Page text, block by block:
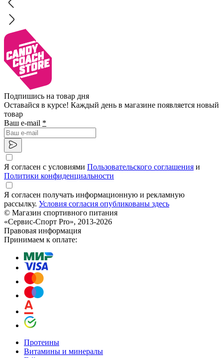
Подпишись на товар дня
Оставайся в курсе! Каждый день в магазине появляется новый
товар
Ваш e-mail *
Я согласен с условиями Пользовательского соглашения и
Политики конфиденциальности
Я согласен получать информационную и рекламную
рассылку. Условия согласия опубликованы здесь
© Магазин спортивного питания
«Сервис-Спорт Pro», 2013-2026
Правовая информация
Принимаем к оплате:
Протеины
Витамины и минералы